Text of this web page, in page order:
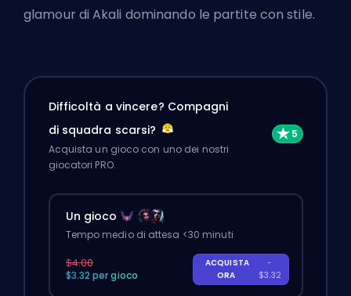
glamour di Akali dominando le partite con stile.
Difficoltà a vincere? Compagni
di squadra scarsi?
Acquista un gioco con uno dei nostri
giocatori PRO.
Un gioco
Tempo medio di attesa <30 minuti
$4.00
$3.32 per gioco
ACQUISTA
ORA
-
$3.32